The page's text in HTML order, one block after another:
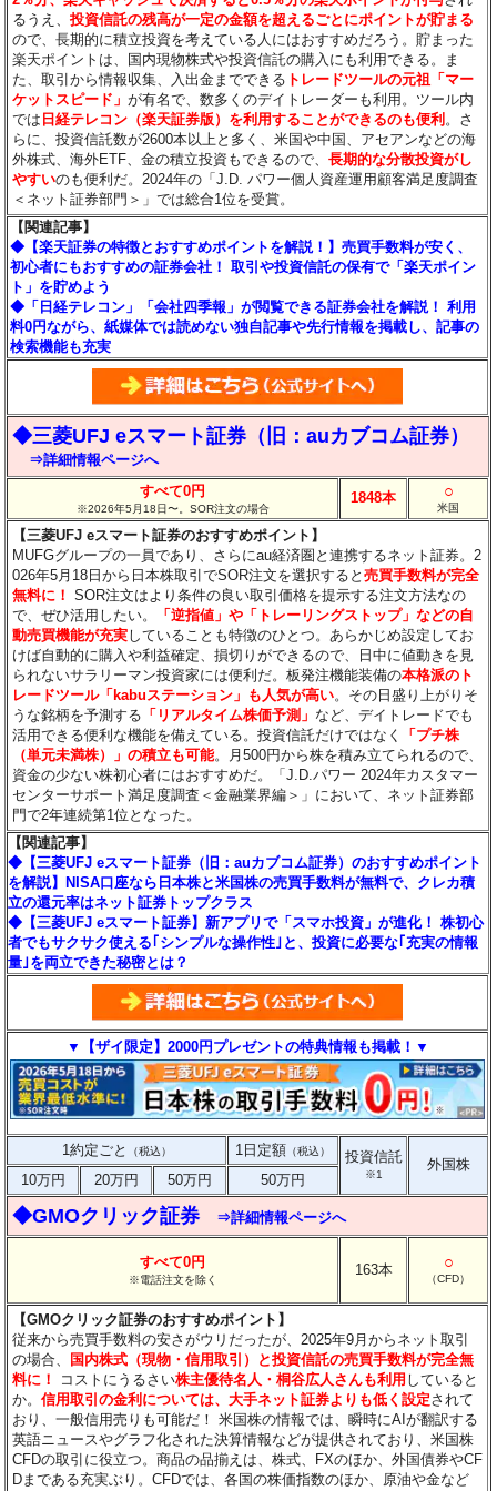
るうえ、投資信託の残高が一定の金額を超えるごとにポイントが貯まる
ので、長期的に積立投資を考えている人にはおすすめだろう。貯まった
楽天ポイントは、国内現物株式や投資信託の購入にも利用できる。ま
た、取引から情報収集、入出金までできる トレードツールの元祖「マー
ケットスピード」が有名で、数多くのデイトレーダーも利用。ツール内
では 日経テレコン（楽天証券版）を利用することができるのも便利 。さ
らに、投資信託数が2600本以上と多く、米国や中国、アセアンなどの海
外株式、海外ETF、金の積立投資もできるので、長期的な分散投資がし
やすいのも便利だ。2024年の「J.D. パワー個人資産運用顧客満足度調査
＜ネット証券部門＞」では総合1位を受賞。
【関連記事】
◆【楽天証券の特徴とおすすめポイントを解説！】売買手数料が安く、
初心者にもおすすめの証券会社！ 取引や投資信託の保有で「楽天ポイン
ト」を貯めよう
◆「日経テレコン」「会社四季報」が閲覧できる証券会社を解説！ 利用
料0円ながら、紙媒体では読めない独自記事や先行情報を掲載し、記事の
検索機能も充実
◆三菱UFJ eスマート証券（旧：auカブコム証券）
⇒詳細情報ページへ
すべて0円
※2026年5月18日〜。SOR注文の場合
1848本 ○
米国
【三菱UFJ eスマート証券のおすすめポイント】
MUFGグループの一員であり、さらにau経済圏と連携するネット証券。2
026年5月18日から日本株取引でSOR注文を選択すると売買手数料が完全
無料に！ SOR注文はより条件の良い取引価格を提示する注文方法なの
で、ぜひ活用したい。
「逆指値」や「トレーリングストップ」などの自
動売買機能が充実していることも特徴のひとつ。あらかじめ設定してお
けば自動的に購入や利益確定、損切りができるので、日中に値動きを見
られないサラリーマン投資家には便利だ。板発注機能装備の本格派のト
レードツール「kabuステーション」も人気が高い。その日盛り上がりそ
うな銘柄を予測する 「リアルタイム株価予測」 など、デイトレードでも
活用できる便利な機能を備えている。投資信託だけではなく
「プチ株
（単元未満株）」の積立も可能。月500円から株を積み立てられるので、
資金の少ない株初心者にはおすすめだ。「J.D.パワー 2024年カスタマー
センターサポート満足度調査＜金融業界編＞」において、ネット証券部
門で2年連続第1位となった。
【関連記事】
◆【三菱UFJ eスマート証券（旧：auカブコム証券）のおすすめポイント
を解説】NISA口座なら日本株と米国株の売買手数料が無料で、クレカ積
立の還元率はネット証券トップクラス
◆【三菱UFJ eスマート証券】新アプリで「スマホ投資」が進化！ 株初心
者でもサクサク使える｢シンプルな操作性｣と、投資に必要な｢充実の情報
量｣を両立できた秘密とは？
▼【ザイ限定】2000円プレゼントの特典情報も掲載！▼
1約定ごと （税込） 1日定額 （税込） 投資信託
※1
外国株
10万円
20万円 50万円 50万円
◆GMOクリック証券 ⇒詳細情報ページへ
すべて0円
※電話注文を除く
163本 ○
（CFD）
【GMOクリック証券のおすすめポイント】
従来から売買手数料の安さがウリだったが、2025年9月からネット取引
の場合、 国内株式（現物・信用取引）と投資信託の売買手数料が完全無
料に！
コストにうるさい株主優待名人・桐谷広人さんも利用 していると
か。信用取引の金利については、大手ネット証券よりも低く設定されて
おり、一般信用売りも可能だ！ 米国株の情報では、瞬時にAIが翻訳する
英語ニュースやグラフ化された決算情報などが提供されており、米国株
CFDの取引に役立つ。商品の品揃えは、株式、FXのほか、外国債券やCF
Dまである充実ぶり。CFDでは、各国の株価指数のほか、原油や金など